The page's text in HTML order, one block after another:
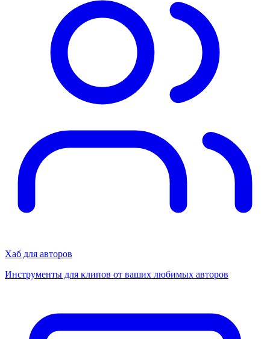
Хаб для авторов
Инструменты для клипов от ваших любимых авторов